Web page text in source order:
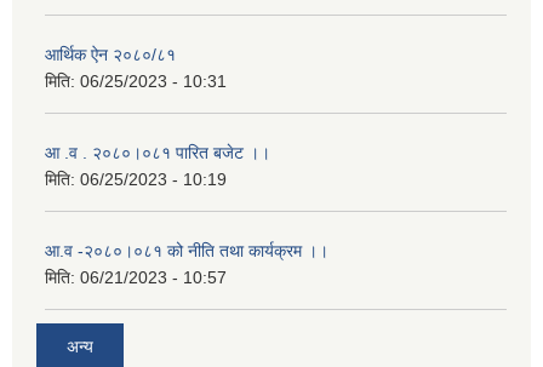
आर्थिक ऐन २०८०/८१
मिति: 06/25/2023 - 10:31
आ .व . २०८०।०८१ पारित बजेट ।।
मिति: 06/25/2023 - 10:19
आ.व -२०८०।०८१ को नीति तथा कार्यक्रम ।।
मिति: 06/21/2023 - 10:57
अन्य